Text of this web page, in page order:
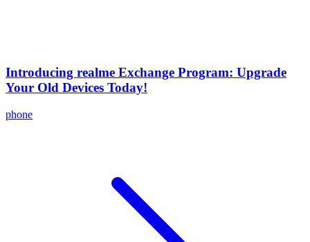
Introducing realme Exchange Program: Upgrade
Your Old Devices Today!
phone